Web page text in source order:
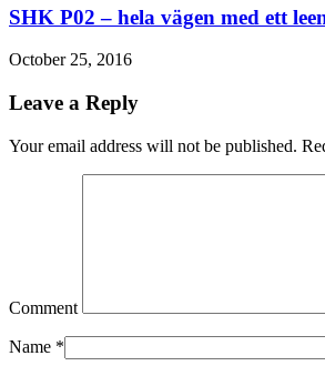
SHK P02 – hela vägen med ett
October 25, 2016
Leave a Reply
Your email address will not be published.
Comment
Name *